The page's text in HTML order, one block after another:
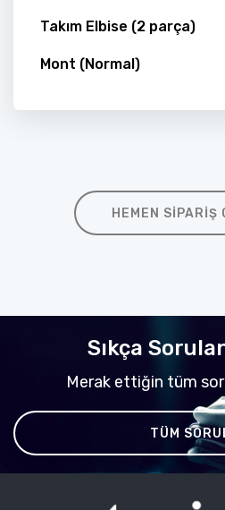
Takım Elbise (2 parça)
Mont (Normal)
HEMEN SIPARIŞ
Sıkça
Merak ettiğin tüm
TÜM